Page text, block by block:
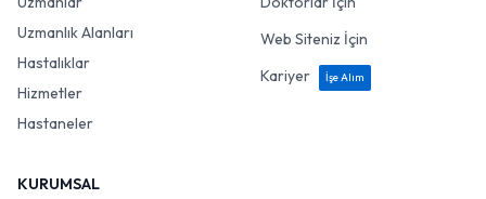
Uzmanlık Alanları
Hastalıklar
Hizmetler
Hastaneler
Web Siteniz İçin
Kariyer
İşe Alım
KURUMSAL